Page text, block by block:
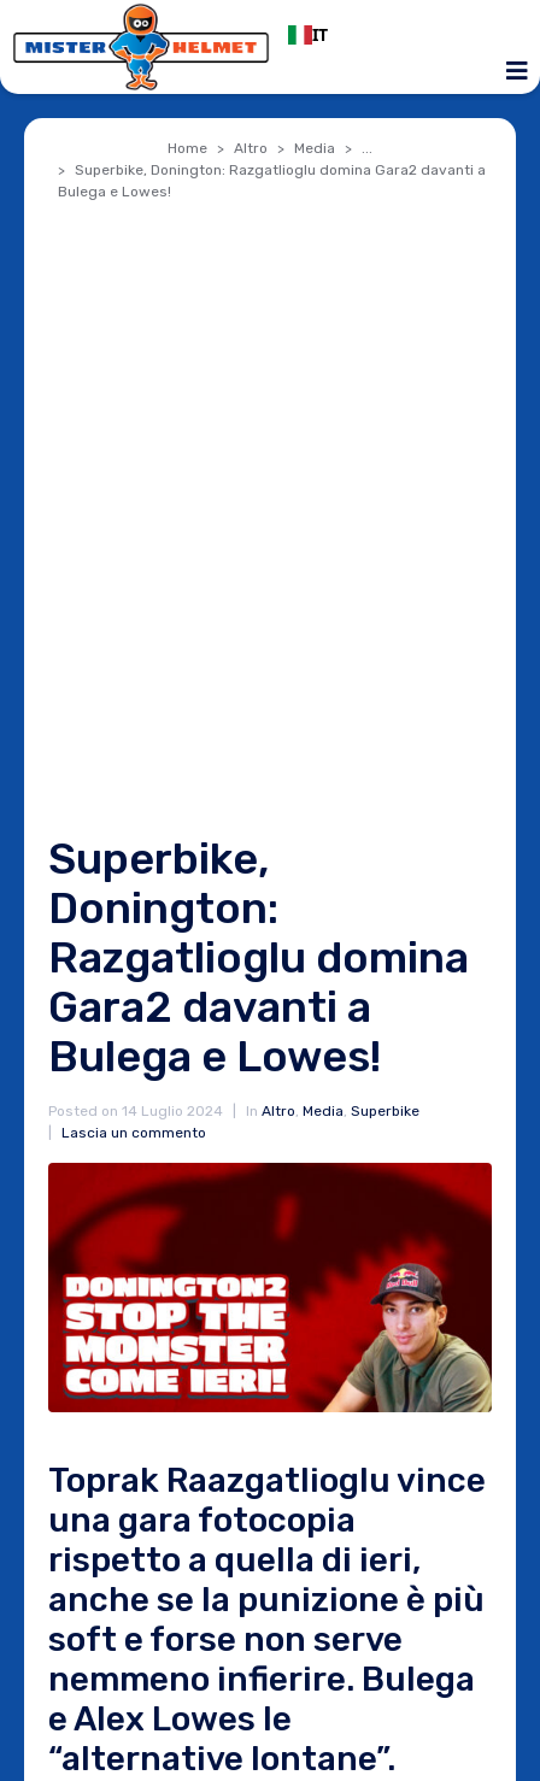
IT
Home Altro Media
...
Superbike, Donington: Razgatlioglu domina Gara2 davanti a
Bulega e Lowes!
Superbike,
Donington:
Razgatlioglu domina
Gara2 davanti a
Bulega e Lowes!
Posted on 14 Luglio 2024 In Altro, Media, Superbike
Lascia un commento
Toprak Raazgatlioglu vince
una gara fotocopia
rispetto a quella di ieri,
anche se la punizione è più
soft e forse non serve
nemmeno infierire. Bulega
e Alex Lowes le
“alternative lontane”.